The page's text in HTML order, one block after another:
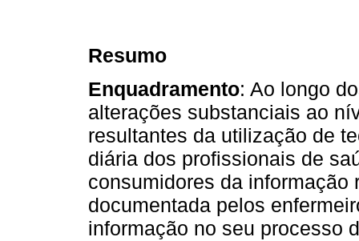
Resumo
Enquadramento: Ao longo
alterações substanciais ao
resultantes da utilização de
diária dos profissionais de
consumidores da informação
documentada pelos
informação no seu processo